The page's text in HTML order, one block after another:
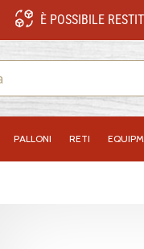
È POSSIBILE
PALLONI RETI